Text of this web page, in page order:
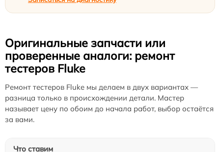
Оригинальные запчасти или
проверенные аналоги: ремонт
тестеров Fluke
Ремонт тестеров Fluke мы делаем в двух вариантах —
разница только в происхождении детали. Мастер
называет цену по обоим до начала работ, выбор остаётся
за вами.
Что ставим